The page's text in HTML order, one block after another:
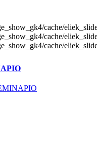
cache/
cache/
cache/